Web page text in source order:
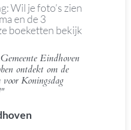
Wil je foto’s zien
en de 3
boeketten bekijk
Eindhoven
ontdekt om de
Koningsdag